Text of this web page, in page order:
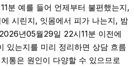
분 예를 들어 언제부터 불편했는지,
시린지, 잇몸에서 피가 나는지, 밤
년05월29일 22시11분 이전에
있는지를 미리 정리하면 상담 흐름
통은 원인이 다양할 수 있으므로